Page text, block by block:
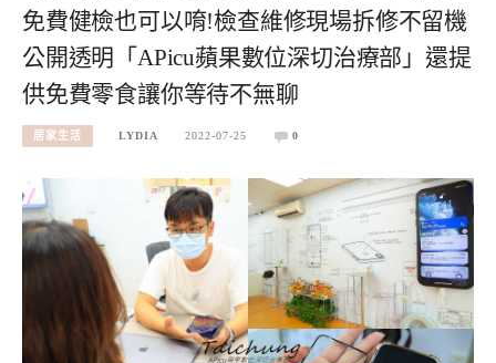
免費健檢也可以唷!檢查維修現場拆修不留機
公開透明「APicu蘋果數位深切治療部」還提
供免費零食讓你等待不無聊
居家生活 LYDIA 2022-07-25 0